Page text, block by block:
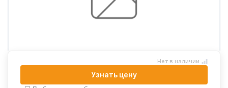
Нет в наличии
Узнать цену